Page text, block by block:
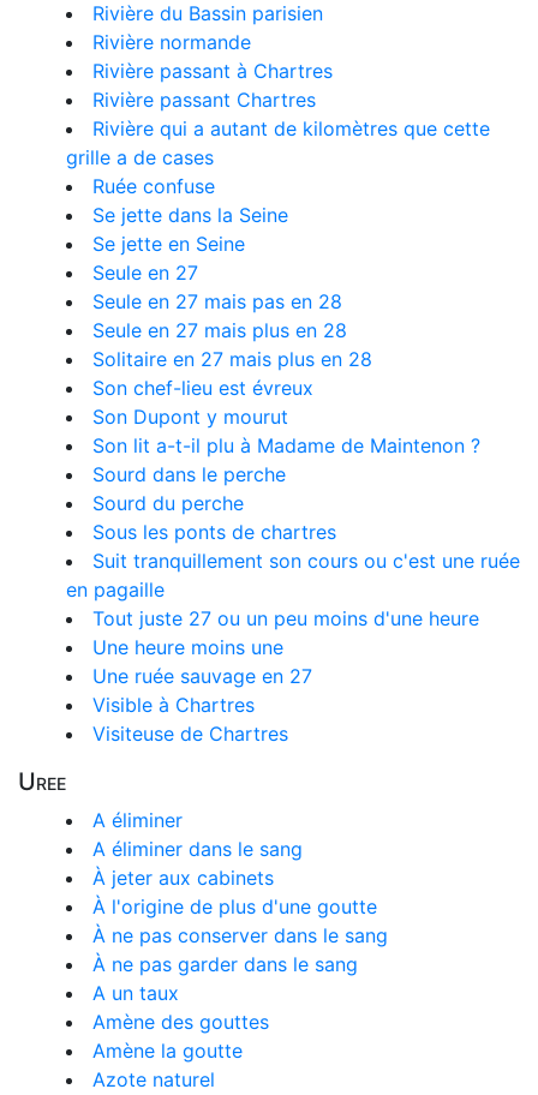
Rivière du Bassin parisien
Rivière normande
Rivière passant à Chartres
Rivière passant Chartres
Rivière qui a autant de kilomètres que cette
grille a de cases
Ruée confuse
Se jette dans la Seine
Se jette en Seine
Seule en 27
Seule en 27 mais pas en 28
Seule en 27 mais plus en 28
Solitaire en 27 mais plus en 28
Son chef-lieu est évreux
Son Dupont y mourut
Son lit a-t-il plu à Madame de Maintenon ?
Sourd dans le perche
Sourd du perche
Sous les ponts de chartres
Suit tranquillement son cours ou c'est une ruée
en pagaille
Tout juste 27 ou un peu moins d'une heure
Une heure moins une
Une ruée sauvage en 27
Visible à Chartres
Visiteuse de Chartres
Uree
A éliminer
A éliminer dans le sang
À jeter aux cabinets
À l'origine de plus d'une goutte
À ne pas conserver dans le sang
À ne pas garder dans le sang
A un taux
Amène des gouttes
Amène la goutte
Azote naturel